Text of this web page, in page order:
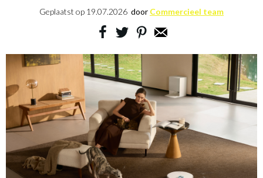
Geplaatst op 19.07.2026 door Commercieel team